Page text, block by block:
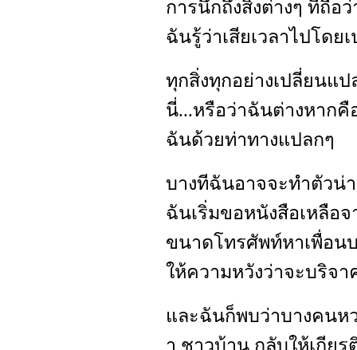
การนึกถึงสิ่งต่างๆ ที่ถือ
ฉันรู้ว่าเสียเวลาไปโดย
ทุกสิ่งทุกอย่างเปลี่ยนแ
นี่...หรือว่าฉันต่างหากคื
ฉันด้วยท่าทางแปลกๆ
บางทีฉันอาจจะทำตัวน่
ฉันเริ่มขอหนังสือเหลือ
ขนาดโทรศัพท์หาเพื่อน
ให้ความหวังว่าจะบริจา
และฉันก็พบว่าบางคนหว
า ชาวบ้าน กลับให้เกีย